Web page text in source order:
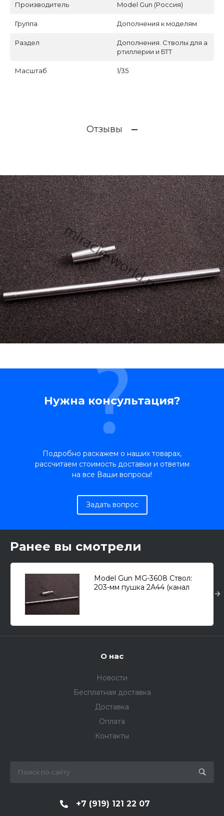
Производитель Model Gun (Россия)
Группа Дополнения к моделям
Раздел
Дополнения. Стволы для а
ртиллерии и БТТ
Масштаб 1/35
Отзывы
Нужна консультация?
Подробно раскажем о наших товарах,
рассчитаем стоимость доставки и ответим
на все Ваши вопросы!
Задать вопрос
Ранее вы смотрели
Model Gun MG-3608 Ствол:
203-мм пушка 2А44 (канал
О нас
Новости
Бесплатная доставка
Доставка
Оплата
Контакты
+7 (919) 121 22 07